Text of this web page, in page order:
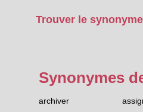
Trouver le
Synonymes
archiver